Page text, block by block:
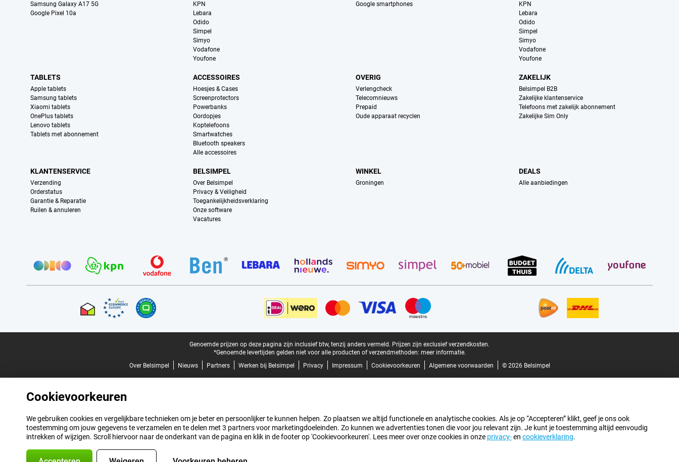
Samsung Galaxy A17 5G
Google Pixel 10a
KPN
Lebara
Odido
Simpel
Simyo
Vodafone
Youfone
Google smartphones
KPN
Lebara
Odido
Simpel
Simyo
Vodafone
Youfone
TABLETS
Apple tablets
Samsung tablets
Xiaomi tablets
OnePlus tablets
Lenovo tablets
Tablets met abonnement
ACCESSOIRES
Hoesjes & Cases
Screenprotectors
Powerbanks
Oordopjes
Koptelefoons
Smartwatches
Bluetooth speakers
Alle accessoires
OVERIG
Verlengcheck
Telecomnieuws
Prepaid
Oude apparaat recyclen
ZAKELIJK
Belsimpel B2B
Zakelijke klantenservice
Telefoons met zakelijk abonnement
Zakelijke Sim Only
KLANTENSERVICE
Verzending
Orderstatus
Garantie & Reparatie
Ruilen & annuleren
BELSIMPEL
Over Belsimpel
Privacy & Veiligheid
Toegankelijkheidsverklaring
Onze software
Vacatures
WINKEL
Groningen
DEALS
Alle aanbiedingen
Genoemde prijzen op deze pagina zijn inclusief btw, tenzij anders vermeld. Prijzen zijn exclusief verzendkosten.
*Genoemde levertijden gelden niet voor alle producten of verzendmethoden: meer informatie.
Over Belsimpel
Nieuws Partners Werken bij Belsimpel Privacy Impressum Cookievoorkeuren Algemene voorwaarden © 2026 Belsimpel
Cookievoorkeuren
We gebruiken cookies en vergelijkbare technieken om je beter en persoonlijker te kunnen helpen. Zo plaatsen we altijd functionele en analytische cookies. Als je op “Accepteren” klikt, geef je ons ook
toestemming om jouw gegevens te verzamelen en te delen met 3 partners voor marketingdoeleinden. Zo kunnen we advertenties tonen die voor jou relevant zijn. Je kunt je toestemming altijd eenvoudig
intrekken of wijzigen. Scroll hiervoor naar de onderkant van de pagina en klik in de footer op 'Cookievoorkeuren'. Lees meer over onze cookies in onze privacy-en cookieverklaring.